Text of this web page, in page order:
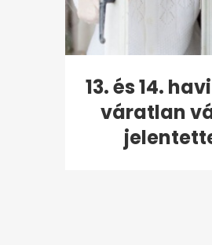
13. és 14.
váratlan